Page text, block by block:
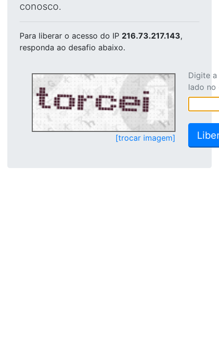
conosco.
Para liberar o acesso do IP 216.73.217.143,
responda ao desafio abaixo.
[trocar imagem]
Digite
lado no